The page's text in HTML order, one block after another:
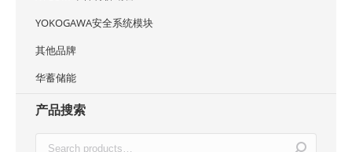
YOKOGAWA安全系统模块
其他品牌
华蓄储能
产品搜索